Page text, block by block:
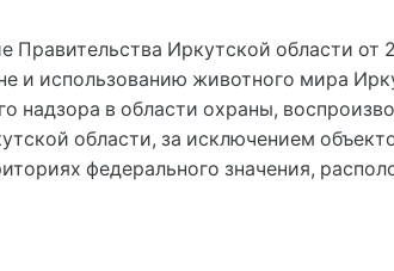
Правительства Иркутской области
и использованию животного мира
надзора в области охраны,
области, за исключением
федерального значения,